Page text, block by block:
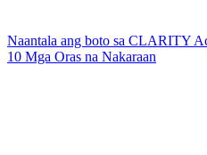
Naantala ang boto sa CLARITY
10 Mga Oras na Nakaraan